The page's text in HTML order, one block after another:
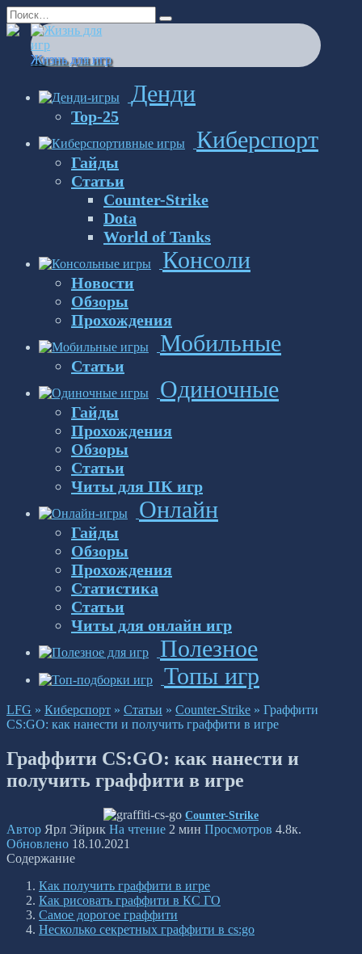
Перейти
к
содержанию
Search
for:
Жизнь для игр
Денди
Top-25
Киберспорт
Гайды
Статьи
Counter-Strike
Dota
World of Tanks
Консоли
Новости
Обзоры
Прохождения
Мобильные
Статьи
Одиночные
Гайды
Прохождения
Обзоры
Статьи
Читы для ПК игр
Онлайн
Гайды
Обзоры
Прохождения
Статистика
Статьи
Читы для онлайн игр
Полезное
Топы игр
LFG » Киберспорт » Статьи » Counter-Strike » Граффити
CS:GO: как нанести и получить граффити в игре
Граффити CS:GO: как нанести и
получить граффити в игре
Counter-Strike
Автор Ярл Эйрик На чтение 2 мин Просмотров 4.8к.
Обновлено 18.10.2021
Содержание
Как получить граффити в игре
Как рисовать граффити в КС ГО
Самое дорогое граффити
Несколько секретных граффити в cs:go